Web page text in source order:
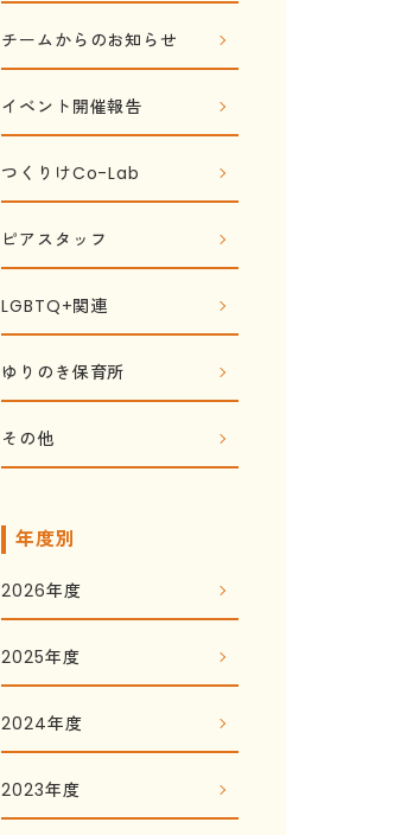
チームからのお知らせ
イベント開催報告
つくりけCo-Lab
ピアスタッフ
LGBTQ+関連
ゆりのき保育所
その他
年度別
2026年度
2025年度
2024年度
2023年度